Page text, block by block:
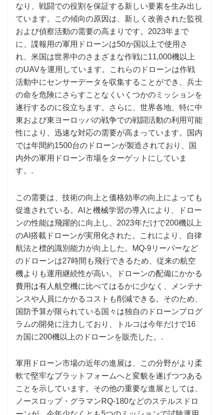
なり、戦闘での役割を保証する新しい要素を生み出し
ています。この傾向の原因は、新しく改善された監視
および偵察活動の需要の高まりです。2023年まで
に、諜報用の軍用ドローンは50か国以上で使用さ
れ、米国は世界中のさまざまな作戦に11,000機以上
のUAVを運用しています。これらのドローンは作戦
活動中にセンサーデータを収集することができ、兵士
の命を危険にさらすことなくいくつかのミッションを
遂行するのに役立ちます。さらに、世界各地、特に中
東および東ヨーロッパの戦争での戦闘活動の利用可能
性により、迅速な対応の需要が高まっています。国内
では年間約1500台のドローンが製造されており、国
内外の軍用ドローン市場をターゲットにしていま
す。.
この需要は、技術の向上と価格効率の向上によっても
促進されている。AIと機械学習の導入により、ドロー
ンの性能は飛躍的に向上し、2023年だけで200機以上
のAI搭載ドローンが実用化された。これにより、自律
航法と標的識別能力が向上した。MQ-9リーパーなど
のドローンは27時間も飛行できるため、従来の航空
機よりも運用継続性が高い。ドローンの配備にかかる
費用は有人航空機に比べてはるかに少なく、メンテナ
ンスや人員にかかるコストも削減できる。そのため、
国防予算が限られている国々は独自のドローンプログ
ラムの開発に注力しており、トルコは今年だけで16
カ国に200機以上のドローンを販売した。.
軍用ドローン市場の近年の進展は、この分野がより柔
軟で堅牢なプラットフォームへと変貌を遂げつつある
ことを示しています。その他の重要な進展としては、
ノースロップ・グラマンRQ-180などのステルスドロ